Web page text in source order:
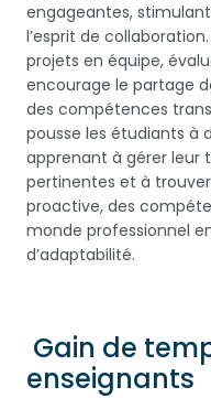
engageantes,
l’esprit de
projets en équipe,
encourage le partage
des compétences
pousse les étudiants à
apprenant à gérer leur
pertinentes et à
proactive, des
monde professionnel
d’adaptabilité.
Gain de
enseignants